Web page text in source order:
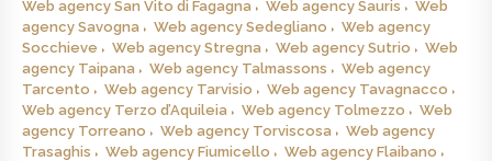
Web agency San Vito di Fagagna
Web agency Sauris
Web
agency Savogna
Web agency Sedegliano
Web agency
Socchieve
Web agency Stregna Web agency Sutrio
Web
agency Taipana
Web agency Talmassons
Web agency
Tarcento
Web agency Tarvisio
Web agency Tavagnacco
Web agency Terzo d’Aquileia
Web agency Tolmezzo
Web
agency Torreano
Web agency Torviscosa
Web agency
Trasaghis
Web agency Fiumicello
Web agency Flaibano